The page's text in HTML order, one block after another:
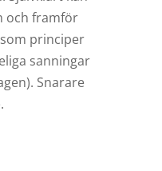
och framför
principer
sanningar
Snarare